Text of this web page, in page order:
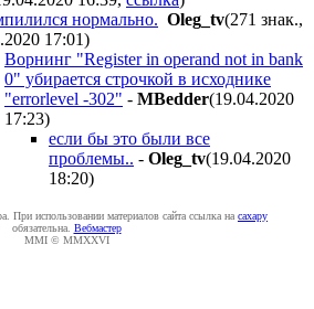
нормально. Oleg_tv(271 знак.,
17:01)
Ворнинг "Register in operand not in bank
0" убирается строчкой в исходнике
"errorlevel -302" - MBedder(19.04.2020
17:23)
если бы это были все
проблемы.. - Oleg_tv(19.04.2020
18:20)
При использовании материалов сайта ссылка на caxapу
обязательна. Вебмастер
MMI © MMXXVI